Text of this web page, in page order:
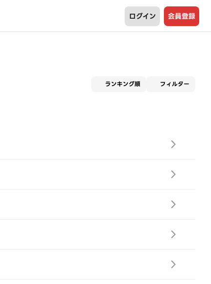
ログイン 会員登録
ランキング順 フィルター